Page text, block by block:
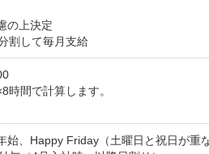
の上決定
割して毎月支給
時間で計算します。
始、Happy Friday（土曜日と祝日が重